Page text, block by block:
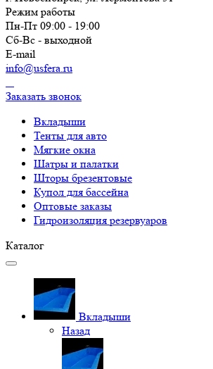
Режим работы
Пн-Пт 09:00 - 19:00
Сб-Вс - выходной
E-mail
info@usfera.ru
Заказать звонок
Вкладыши
Тенты для авто
Мягкие окна
Шатры и палатки
Шторы брезентовые
Купол для бассейна
Оптовые заказы
Гидроизоляция резервуаров
Каталог
Вкладыши
Назад